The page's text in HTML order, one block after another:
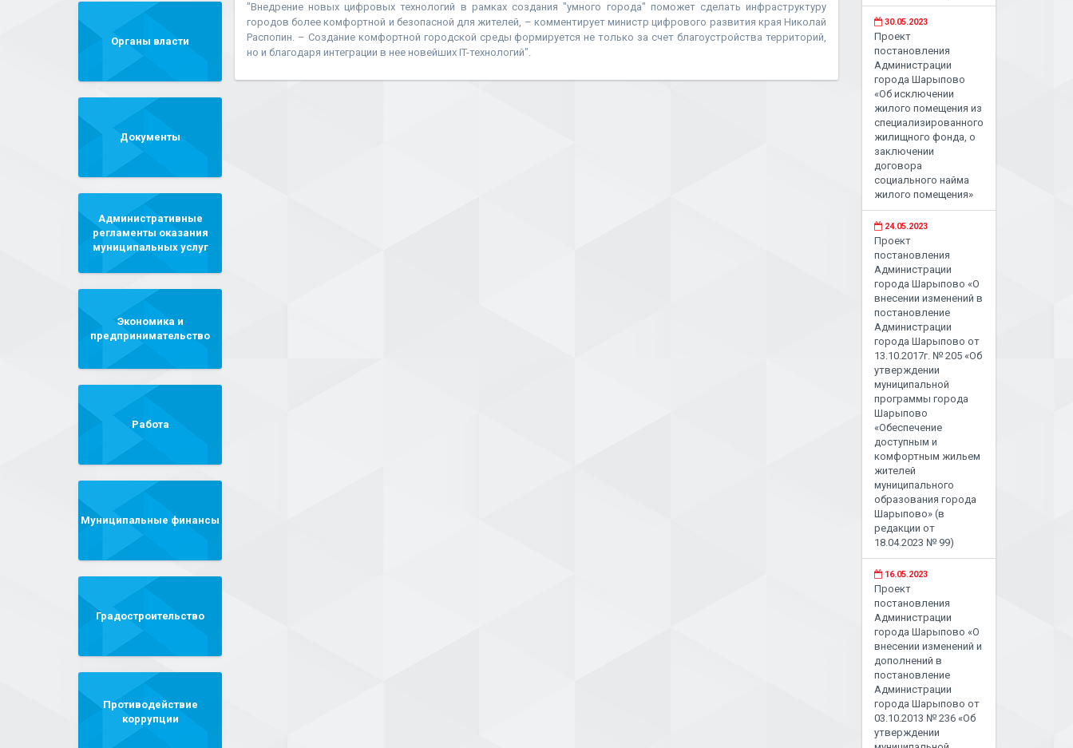
Органы власти
Документы
Административные
регламенты оказания
муниципальных услуг
Экономика и
предпринимательство
Работа
Муниципальные финансы
Градостроительство
Противодействие
коррупции
"Внедрение новых цифровых технологий в рамках создания "умного города" поможет сделать инфраструктуру
городов более комфортной и безопасной для жителей, – комментирует министр цифрового развития края Николай
Распопин. – Создание комфортной городской среды формируется не только за счет благоустройства территорий,
но и благодаря интеграции в нее новейших IT-технологий".
30.05.2023
Проект
постановления
Администрации
города Шарыпово
«Об исключении
жилого помещения из
специализированного
жилищного фонда, о
заключении
договора
социального найма
жилого помещения»
24.05.2023
Проект
постановления
Администрации
города Шарыпово «О
внесении изменений в
постановление
Администрации
города Шарыпово от
13.10.2017г. № 205 «Об
утверждении
муниципальной
программы города
Шарыпово
«Обеспечение
доступным и
комфортным жильем
жителей
муниципального
образования города
Шарыпово» (в
редакции от
18.04.2023 № 99)
16.05.2023
Проект
постановления
Администрации
города Шарыпово «О
внесении изменений и
дополнений в
постановление
Администрации
города Шарыпово от
03.10.2013 № 236 «Об
утверждении